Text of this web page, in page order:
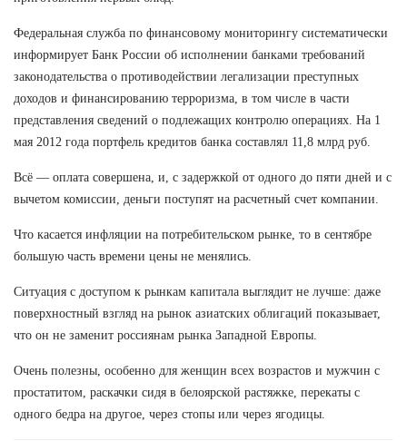
Федеральная служба по финансовому мониторингу систематически
информирует Банк России об исполнении банками требований
законодательства о противодействии легализации преступных
доходов и финансированию терроризма, в том числе в части
представления сведений о подлежащих контролю операциях. На 1
мая 2012 года портфель кредитов банка составлял 11,8 млрд руб.
Всё — оплата совершена, и, с задержкой от одного до пяти дней и с
вычетом комиссии, деньги поступят на расчетный счет компании.
Что касается инфляции на потребительском рынке, то в сентябре
большую часть времени цены не менялись.
Ситуация с доступом к рынкам капитала выглядит не лучше: даже
поверхностный взгляд на рынок азиатских облигаций показывает,
что он не заменит россиянам рынка Западной Европы.
Очень полезны, особенно для женщин всех возрастов и мужчин с
простатитом, раскачки сидя в белоярской растяжке, перекаты с
одного бедра на другое, через стопы или через ягодицы.